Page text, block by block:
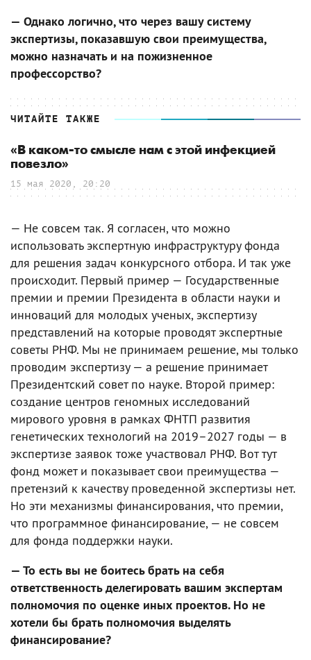
— Однако логично, что через вашу систему
экспертизы, показавшую свои преимущества,
можно назначать и на пожизненное
профессорство?
ЧИТАЙТЕ ТАКЖЕ
«В каком-то смысле нам с этой инфекцией
повезло»
15 мая 2020, 20:20
— Не совсем так. Я согласен, что можно
использовать экспертную инфраструктуру фонда
для решения задач конкурсного отбора. И так уже
происходит. Первый пример — Государственные
премии и премии Президента в области науки и
инноваций для молодых ученых, экспертизу
представлений на которые проводят экспертные
советы РНФ. Мы не принимаем решение, мы только
проводим экспертизу — а решение принимает
Президентский совет по науке. Второй пример:
создание центров геномных исследований
мирового уровня в рамках ФНТП развития
генетических технологий на 2019–2027 годы — в
экспертизе заявок тоже участвовал РНФ. Вот тут
фонд может и показывает свои преимущества —
претензий к качеству проведенной экспертизы нет.
Но эти механизмы финансирования, что премии,
что программное финансирование, — не совсем
для фонда поддержки науки.
— То есть вы не боитесь брать на себя
ответственность делегировать вашим экспертам
полномочия по оценке иных проектов. Но не
хотели бы брать полномочия выделять
финансирование?